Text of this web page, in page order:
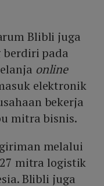
Blibli juga
pada
online
elektronik
bekerja
mitra bisnis.
melalui
mitra logistik
Blibli juga